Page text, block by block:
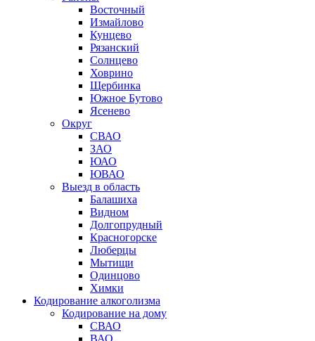
Восточный
Измайлово
Кунцево
Рязанский
Солнцево
Ховрино
Щербинка
Южное Бутово
Ясенево
Округ
СВАО
ЗАО
ЮАО
ЮВАО
Выезд в область
Балашиха
Видном
Долгопрудный
Красногорске
Люберцы
Мытищи
Одинцово
Химки
Кодирование алкоголизма
Кодирование на дому
СВАО
ВАО